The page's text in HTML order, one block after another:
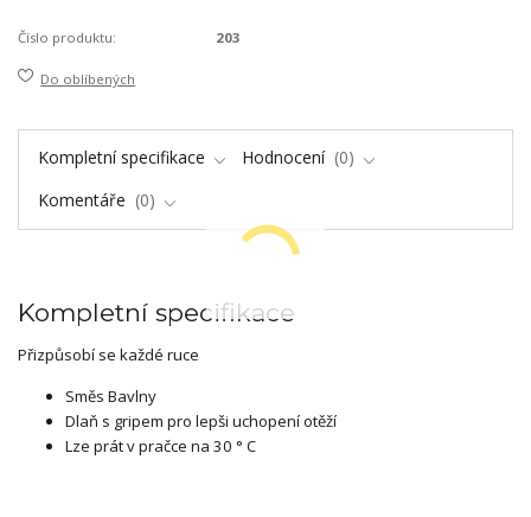
Číslo produktu: 203
Do oblíbených
Kompletní specifikace Hodnocení
0
Komentáře
0
Kompletní specifikace
Přizpůsobí se každé ruce
Směs Bavlny
Dlaň s gripem pro lepši uchopení otěží
Lze prát v pračce na 30 ° C